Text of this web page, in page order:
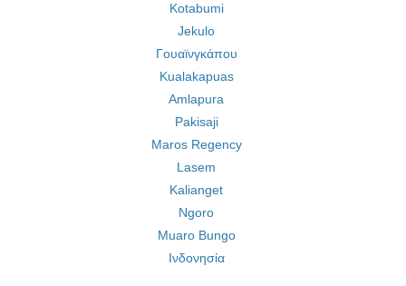
Kotabumi
Jekulo
Γουαϊνγκάπου
Kualakapuas
Amlapura
Pakisaji
Maros Regency
Lasem
Kalianget
Ngoro
Muaro Bungo
Ινδονησία